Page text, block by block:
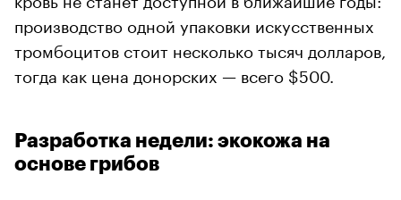
производство одной упаковки искусственных
тромбоцитов стоит несколько тысяч долларов,
тогда как цена донорских — всего $500.
Разработка недели: экокожа на
основе грибов